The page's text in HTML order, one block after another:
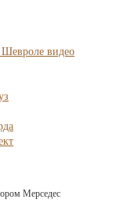
видео
Мерседес